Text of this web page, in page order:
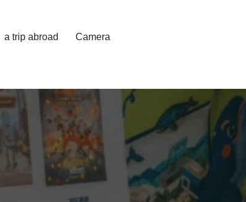
a trip abroad
Camera